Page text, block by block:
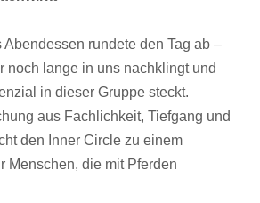
Abendessen rundete den Tag ab –
noch lange in uns nachklingt und
in dieser Gruppe steckt.
aus Fachlichkeit, Tiefgang und
den Inner Circle zu einem
Menschen, die mit Pferden